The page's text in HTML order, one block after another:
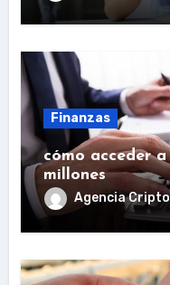
Finanzas
cómo acceder
millones
Agencia